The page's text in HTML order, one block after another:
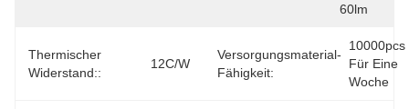
60lm
Thermischer
Widerstand::
12C/W
Versorgungsmaterial-
Fähigkeit:
10000pcs
Für Eine
Woche